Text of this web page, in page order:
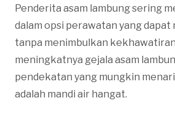
Penderita asam lambung sering
dalam opsi perawatan yang
tanpa menimbulkan
meningkatnya gejala asam
pendekatan yang mungkin
adalah mandi air hangat.